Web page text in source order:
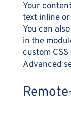
Your
text inline
You can
in the
custom
Advanced